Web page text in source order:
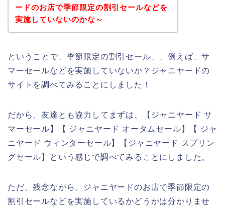
ードのお店で季節限定の割引セールなどを
実施していないのかな～
ということで、季節限定の割引セール、、例えば、サ
マーセールなどを実施していないか？ジャニヤードの
サイトを調べてみることにしました！
だから、友達とも協力してまずは、【ジャニヤード サ
マーセール】【 ジャニヤード オータムセール】【 ジャ
ニヤード ウィンターセール】【ジャニヤード スプリン
グセール】という感じで調べてみることにしました。
ただ、残念ながら、ジャニヤードのお店で季節限定の
割引セールなどを実施しているかどうかは分かりませ